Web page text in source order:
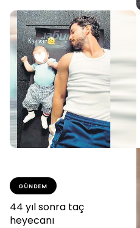
GÜNDEM
44 yıl sonra taç
heyecanı